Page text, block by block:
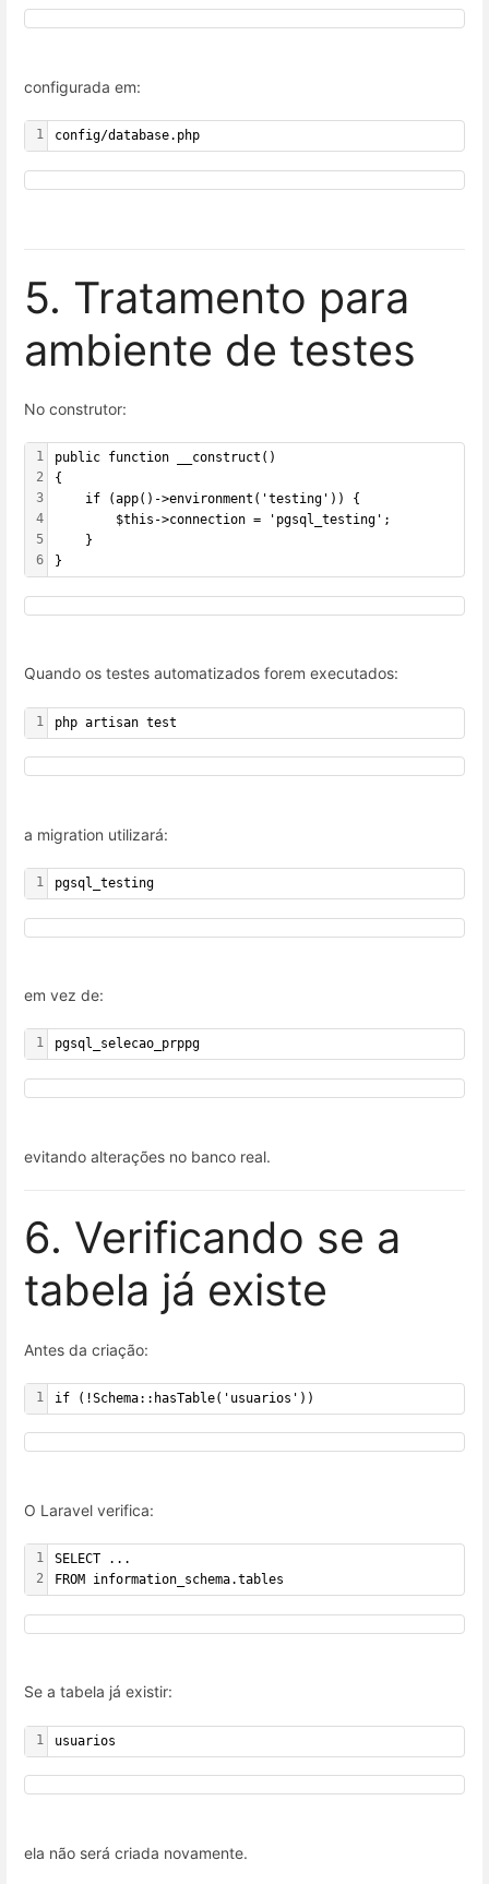
configurada em:
1 config/database.php
5. Tratamento para
ambiente de testes
No construtor:
1
2
3
4
5
6
public function __construct()
{
    if (app()->environment('testing')) {
        $this->connection = 'pgsql_testing';
    }
}
Quando os testes automatizados forem executados:
1 php artisan test
a migration utilizará:
1 pgsql_testing
em vez de:
1 pgsql_selecao_prppg
evitando alterações no banco real.
6. Verificando se a
tabela já existe
Antes da criação:
1 if (!Schema::hasTable('usuarios'))
O Laravel verifica:
1
2
SELECT ...
FROM information_schema.tables
Se a tabela já existir:
1 usuarios
ela não será criada novamente.